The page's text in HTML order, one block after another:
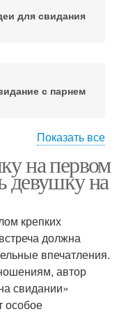
для свидания
с парнем
Показать все
на первом
девушку на
крепких
должна
впечатления.
автор
свидании»
особое